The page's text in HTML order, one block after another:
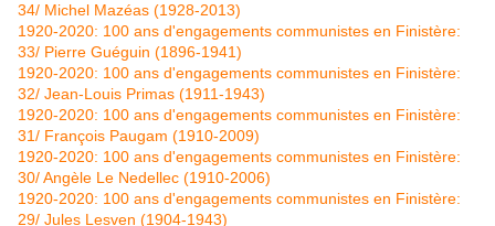
34/ Michel Mazéas (1928-2013)
1920-2020: 100 ans d'engagements communistes en Finistère:
33/ Pierre Guéguin (1896-1941)
1920-2020: 100 ans d'engagements communistes en Finistère:
32/ Jean-Louis Primas (1911-1943)
1920-2020: 100 ans d'engagements communistes en Finistère:
31/ François Paugam (1910-2009)
1920-2020: 100 ans d'engagements communistes en Finistère:
30/ Angèle Le Nedellec (1910-2006)
1920-2020: 100 ans d'engagements communistes en Finistère:
29/ Jules Lesven (1904-1943)